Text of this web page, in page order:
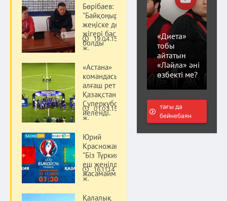
Бөрібаев:
"Байқоңырдың"
жеңіске деген
жігері басым
болды"
19.04.15
ж.
«Астана»
командасы
алғаш рет
Қазақстан
Cуперкубогын
иеленді.
01.03.15
ж.
Юрий
Красножан:
"Біз Түркияға
еш жеңілдік
жасамаймыз"
16.11.14
ж.
Қалалық
«Диета»
тобы
айтатын
«Ләйла» әні
өзбекті ме?
тағы да
бейнебаян